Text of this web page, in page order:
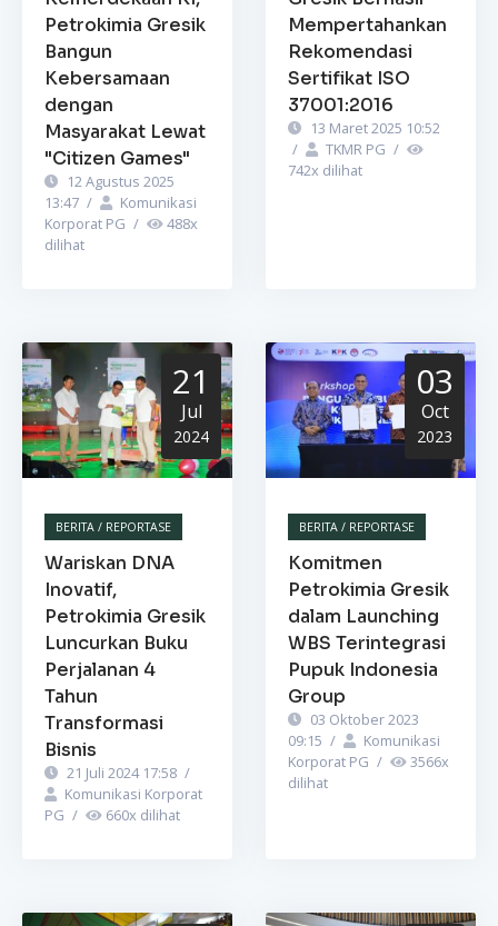
Petrokimia Gresik
Bangun
Kebersamaan
dengan
Masyarakat Lewat
"Citizen Games"
12 Agustus 2025
13:47 /
Komunikasi
Korporat PG / 488x
dilihat
Mempertahankan
Rekomendasi
Sertifikat ISO
37001:2016
13 Maret 2025 10:52
/
TKMR PG /
742x dilihat
21
Jul
2024
BERITA / REPORTASE
Wariskan DNA
Inovatif,
Petrokimia Gresik
Luncurkan Buku
Perjalanan 4
Tahun
Transformasi
Bisnis
21 Juli 2024 17:58 /
Komunikasi Korporat
PG / 660x dilihat
03
Oct
2023
BERITA / REPORTASE
Komitmen
Petrokimia Gresik
dalam Launching
WBS Terintegrasi
Pupuk Indonesia
Group
03 Oktober 2023
09:15 /
Komunikasi
Korporat PG / 3566x
dilihat